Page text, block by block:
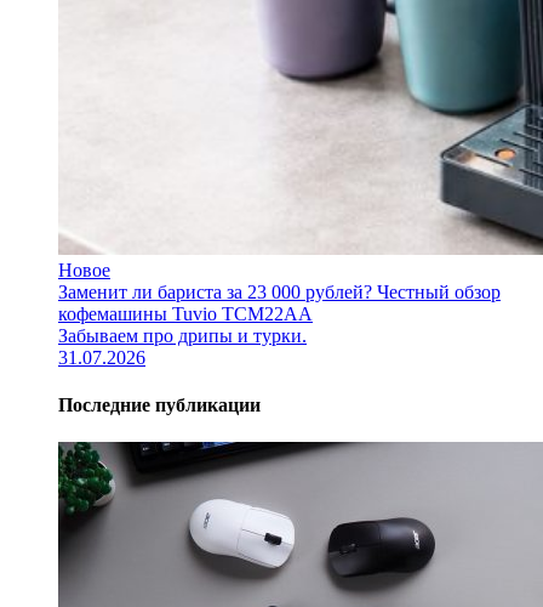
Новое
Заменит ли бариста за 23 000 рублей? Честный обзор
кофемашины Tuvio TCM22AA
Забываем про дрипы и турки.
31.07.2026
Последние публикации